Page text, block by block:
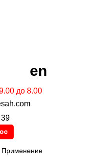
до 8.00
en
Применение